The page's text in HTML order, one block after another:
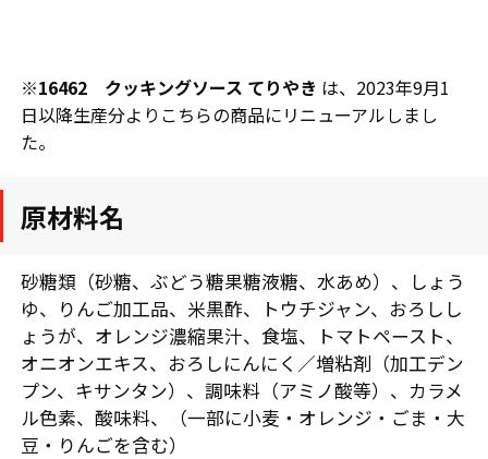
※16462 クッキングソース てりやき は、2023年9月1
日以降生産分よりこちらの商品にリニューアルしまし
た。
原材料名
砂糖類（砂糖、ぶどう糖果糖液糖、水あめ）、しょう
ゆ、りんご加工品、米黒酢、トウチジャン、おろしし
ょうが、オレンジ濃縮果汁、食塩、トマトペースト、
オニオンエキス、おろしにんにく／増粘剤（加工デン
プン、キサンタン）、調味料（アミノ酸等）、カラメ
ル色素、酸味料、（一部に小麦・オレンジ・ごま・大
豆・りんごを含む）